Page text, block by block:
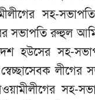
সহ-
সভাপতি রুহুল
হউসের সহ-
স্বেচ্ছাসেবক
সহ-